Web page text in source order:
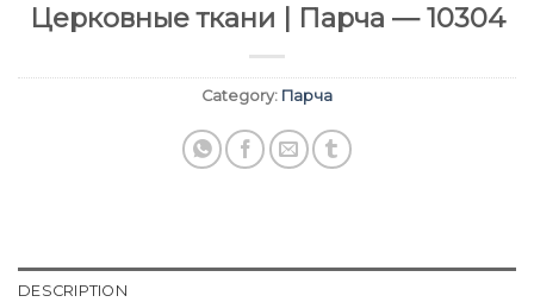
Церковные ткани | Парча — 10304
Category: Парча
DESCRIPTION